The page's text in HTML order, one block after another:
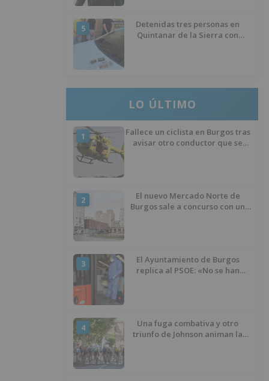
5
Detenidas tres personas en
Quintanar de la Sierra con
LO ÚLTIMO
1
Fallece un ciclista en Burgos tras
avisar otro conductor que se
2
El nuevo Mercado Norte de
Burgos sale a concurso con un
3
El Ayuntamiento de Burgos
replica al PSOE: «No se han
4
Una fuga combativa y otro
triunfo de Johnson animan la